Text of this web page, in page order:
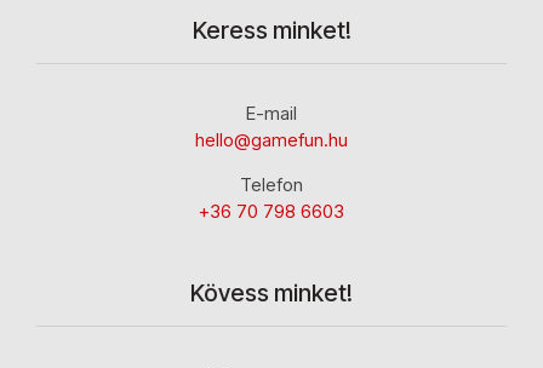
Keress minket!
E-mail
hello@gamefun.hu
Telefon
+36 70 798 6603
Kövess minket!